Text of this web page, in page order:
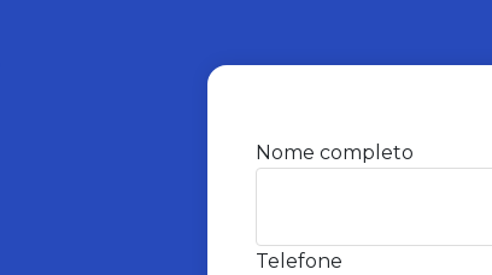
Nome completo
Telefone